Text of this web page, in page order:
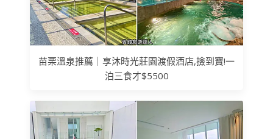
苗栗溫泉推薦｜享沐時光莊園渡假酒店,撿到寶!一
泊三食才$5500